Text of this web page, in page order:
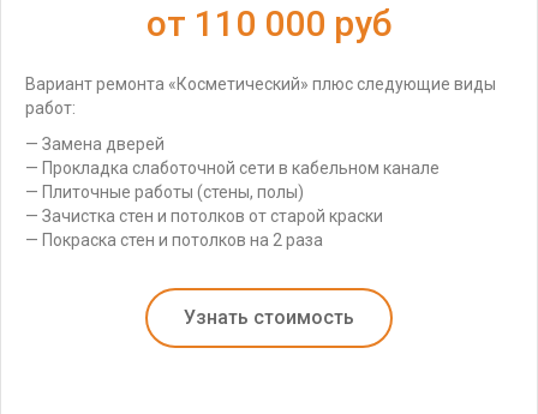
от 110 000 руб
Вариант ремонта «Косметический» плюс следующие виды
работ: ​
— Замена дверей
— Прокладка слаботочной сети в кабельном канале
— Плиточные работы (стены, полы)
— Зачистка стен и потолков от старой краски
— Покраска стен и потолков на 2 раза
Узнать стоимость